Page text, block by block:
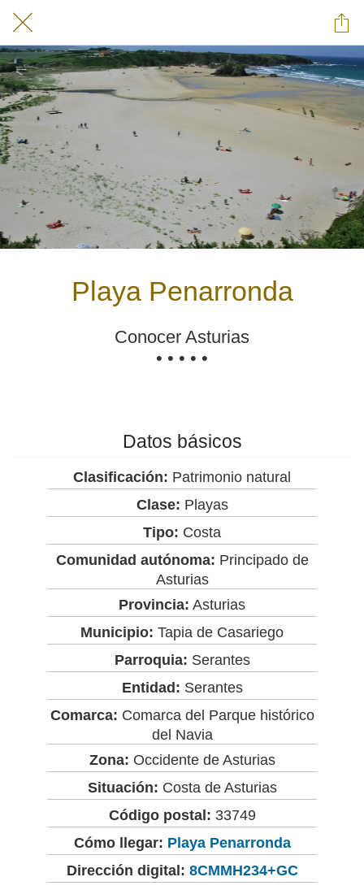
Playa Penarronda
Conocer Asturias
• • • • •
Datos básicos
Clasificación: Patrimonio natural
Clase: Playas
Tipo: Costa
Comunidad autónoma: Principado de
Asturias
Provincia: Asturias
Municipio: Tapia de Casariego
Parroquia: Serantes
Entidad: Serantes
Comarca: Comarca del Parque histórico
del Navia
Zona: Occidente de Asturias
Situación: Costa de Asturias
Código postal: 33749
Cómo llegar: Playa Penarronda
Dirección digital: 8CMMH234+GC